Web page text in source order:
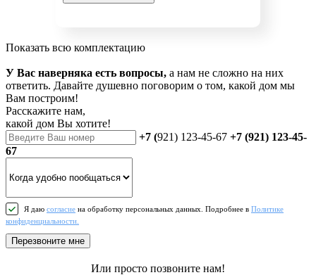
Показать всю комплектацию
У Вас наверняка есть вопросы, а нам не сложно на них
ответить. Давайте душевно поговорим о том, какой дом мы
Вам построим!
Расскажите нам,
какой дом Вы хотите!
+7 (921) 123-45-67 +7 (921) 123-45-
67
Я даю согласие на обработку персональных данных. Подробнее в Политике
конфиденциальности.
Перезвоните мне
Или просто позвоните нам!